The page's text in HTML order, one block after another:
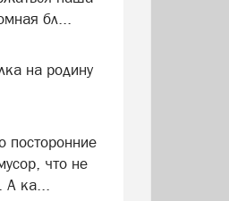
бл...
на родину
посторонние
что не
А ка...